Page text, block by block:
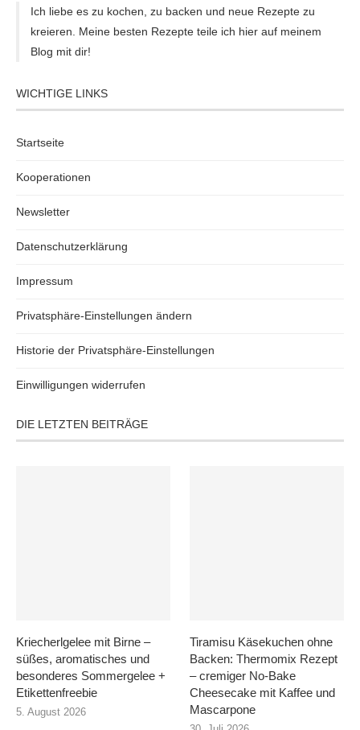
Ich liebe es zu kochen, zu backen und neue Rezepte zu
kreieren. Meine besten Rezepte teile ich hier auf meinem
Blog mit dir!
WICHTIGE LINKS
Startseite
Kooperationen
Newsletter
Datenschutzerklärung
Impressum
Privatsphäre-Einstellungen ändern
Historie der Privatsphäre-Einstellungen
Einwilligungen widerrufen
DIE LETZTEN BEITRÄGE
Kriecherlgelee mit Birne –
süßes, aromatisches und
besonderes Sommergelee +
Etikettenfreebie
5. August 2026
Tiramisu Käsekuchen ohne
Backen: Thermomix Rezept
– cremiger No-Bake
Cheesecake mit Kaffee und
Mascarpone